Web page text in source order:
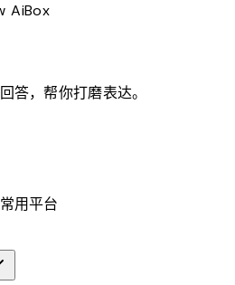
AiBox
答，帮你打磨表达。
用平台